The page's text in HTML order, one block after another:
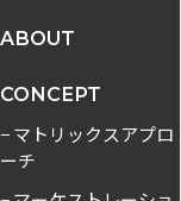
ABOUT
CONCEPT
− マトリックスアプロ
ーチ